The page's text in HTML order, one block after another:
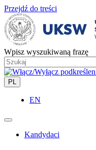
Przejdź do treści
Wpisz wyszukiwaną frazę
PL
EN
Kandydaci